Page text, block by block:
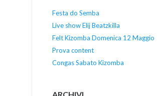
Festa do Semba
Live show Elij Beatzkilla
Felt Kizomba Domenica 12 Maggio
Prova content
Congas Sabato Kizomba